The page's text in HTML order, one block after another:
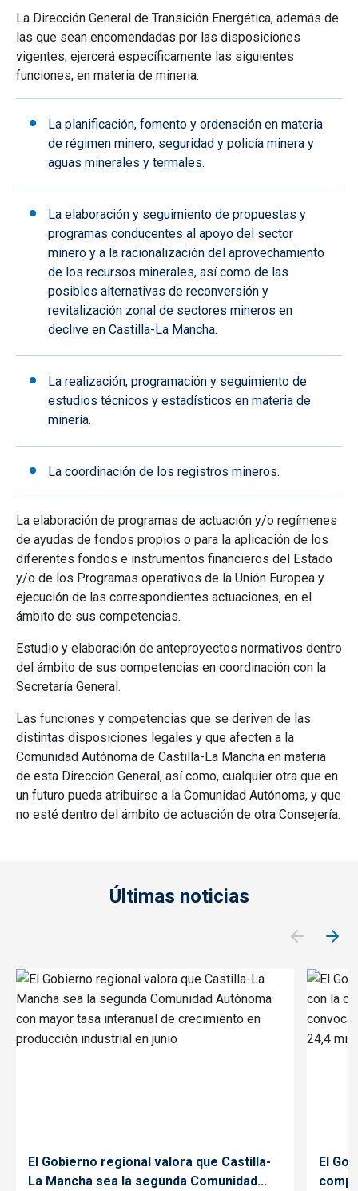
La Dirección General de Transición Energética, además de
las que sean encomendadas por las disposiciones
vigentes, ejercerá específicamente las siguientes
funciones, en materia de mineria:
La planificación, fomento y ordenación en materia
de régimen minero, seguridad y policía minera y
aguas minerales y termales.
La elaboración y seguimiento de propuestas y
programas conducentes al apoyo del sector
minero y a la racionalización del aprovechamiento
de los recursos minerales, así como de las
posibles alternativas de reconversión y
revitalización zonal de sectores mineros en
declive en Castilla-La Mancha.
La realización, programación y seguimiento de
estudios técnicos y estadísticos en materia de
minería.
La coordinación de los registros mineros.
La elaboración de programas de actuación y/o regímenes
de ayudas de fondos propios o para la aplicación de los
diferentes fondos e instrumentos financieros del Estado
y/o de los Programas operativos de la Unión Europea y
ejecución de las correspondientes actuaciones, en el
ámbito de sus competencias.
Estudio y elaboración de anteproyectos normativos dentro
del ámbito de sus competencias en coordinación con la
Secretaría General.
Las funciones y competencias que se deriven de las
distintas disposiciones legales y que afecten a la
Comunidad Autónoma de Castilla-La Mancha en materia
de esta Dirección General, así como, cualquier otra que en
un futuro pueda atribuirse a la Comunidad Autónoma, y que
no esté dentro del ámbito de actuación de otra Consejería.
Últimas noticias
El Gobierno regional valora que Castilla-
La Mancha sea la segunda Comunidad...
El